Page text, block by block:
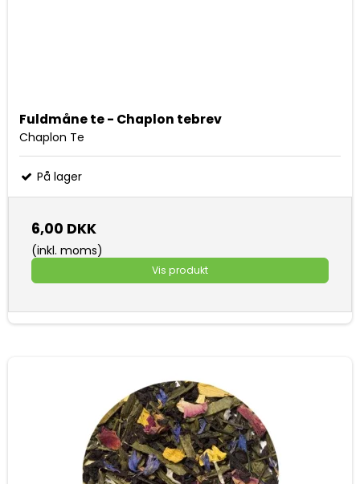
Fuldmåne te - Chaplon tebrev
Chaplon Te
På lager
6,00 DKK
(inkl. moms)
Vis produkt